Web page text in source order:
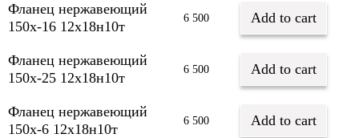
Фланец нержавеющий
150х-16 12х18н10т
6 500 Add to cart
Фланец нержавеющий
150х-25 12х18н10т
6 500 Add to cart
Фланец нержавеющий
150х-6 12х18н10т
6 500 Add to cart